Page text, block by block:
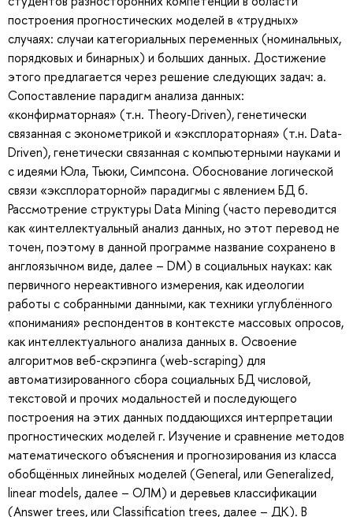
построения прогностических моделей в «трудных»
случаях: случаи категориальных переменных (номинальных,
порядковых и бинарных) и больших данных. Достижение
этого предлагается через решение следующих задач: а.
Сопоставление парадигм анализа данных:
«конфирматорная» (т.н. Theory-Driven), генетически
связанная с эконометрикой и «эксплораторная» (т.н. Data-
Driven), генетически связанная с компьютерными науками и
с идеями Юла, Тьюки, Симпсона. Обоснование логической
связи «эксплораторной» парадигмы с явлением БД б.
Рассмотрение структуры Data Mining (часто переводится
как «интеллектуальный анализ данных, но этот перевод не
точен, поэтому в данной программе название сохранено в
англоязычном виде, далее – DM) в социальных науках: как
первичного нереактивного измерения, как идеологии
работы с собранными данными, как техники углублённого
«понимания» респондентов в контексте массовых опросов,
как интеллектуального анализа данных в. Освоение
алгоритмов веб-скрэпинга (web-scraping) для
автоматизированного сбора социальных БД числовой,
текстовой и прочих модальностей и последующего
построения на этих данных поддающихся интерпретации
прогностических моделей г. Изучение и сравнение методов
математического объяснения и прогнозирования из класса
обобщённых линейных моделей (General, или Generalized,
linear models, далее – ОЛМ) и деревьев классификации
(Answer trees, или Classification trees, далее – ДК). В